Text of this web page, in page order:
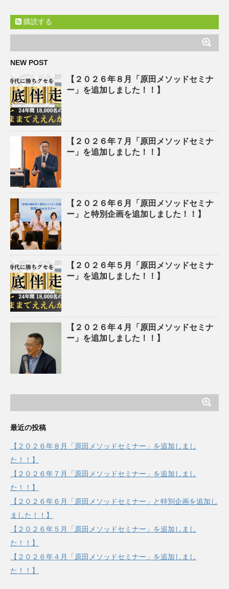
購読する
NEW POST
【２０２６年８月「原田メソッドセミナ
ー」を追加しました！！】
【２０２６年７月「原田メソッドセミナ
ー」を追加しました！！】
【２０２６年６月「原田メソッドセミナ
ー」と特別企画を追加しました！！】
【２０２６年５月「原田メソッドセミナ
ー」を追加しました！！】
【２０２６年４月「原田メソッドセミナ
ー」を追加しました！！】
最近の投稿
【２０２６年８月「原田メソッドセミナー」を追加しまし
た！！】
【２０２６年７月「原田メソッドセミナー」を追加しまし
た！！】
【２０２６年６月「原田メソッドセミナー」と特別企画を追加し
ました！！】
【２０２６年５月「原田メソッドセミナー」を追加しまし
た！！】
【２０２６年４月「原田メソッドセミナー」を追加しまし
た！！】